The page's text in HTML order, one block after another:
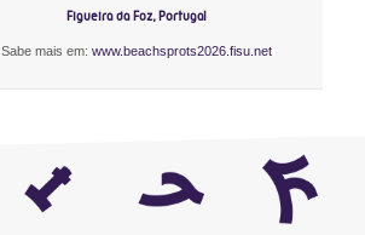
Figueira da Foz, Portugal
Sabe mais em:www.beachsprots2026.fisu.net